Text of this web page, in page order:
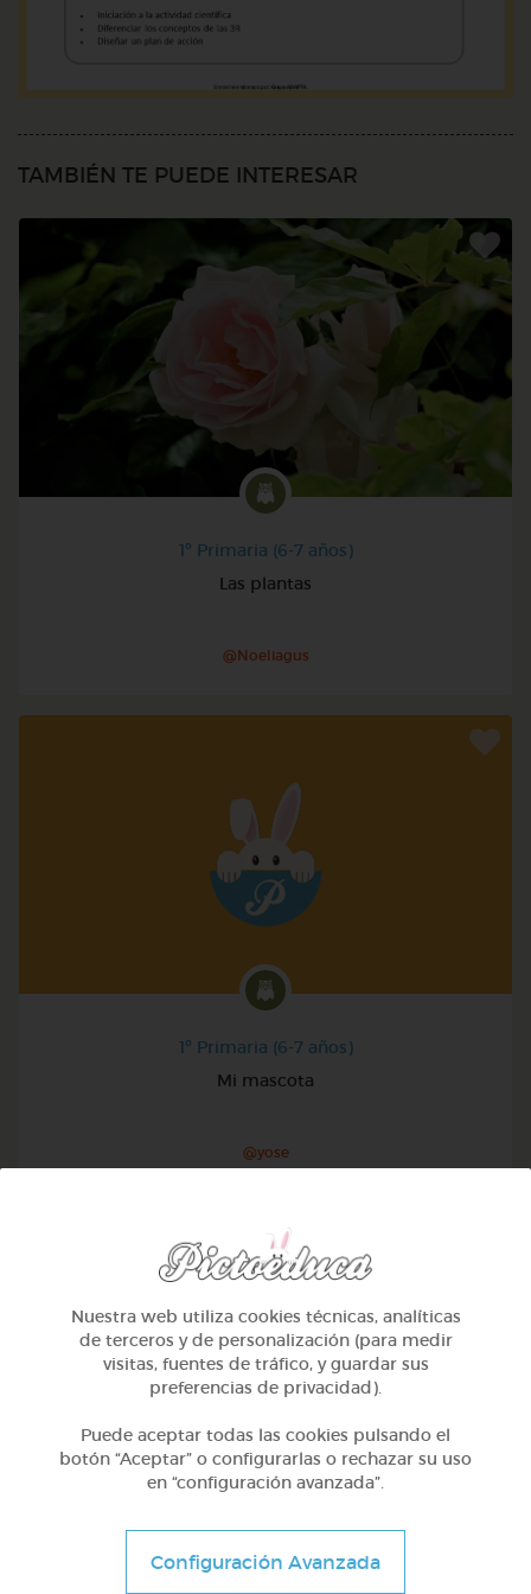
TAMBIÉN TE PUEDE INTERESAR
1º Primaria (6-7 años)
Las plantas
@Noeliagus
1º Primaria (6-7 años)
Mi mascota
@yose
Conociendo nuestro cuerpo
Nuestra web utiliza cookies técnicas, analíticas
de terceros y de personalización (para medir
visitas, fuentes de tráfico, y guardar sus
preferencias de privacidad).
Puede aceptar todas las cookies pulsando el
botón “Aceptar” o configurarlas o rechazar su uso
en “configuración avanzada”.
Configuración Avanzada